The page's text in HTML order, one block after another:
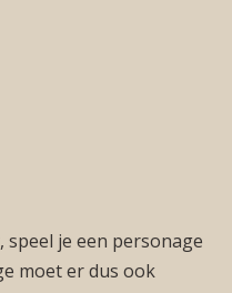
speel je een personage
moet er dus ook